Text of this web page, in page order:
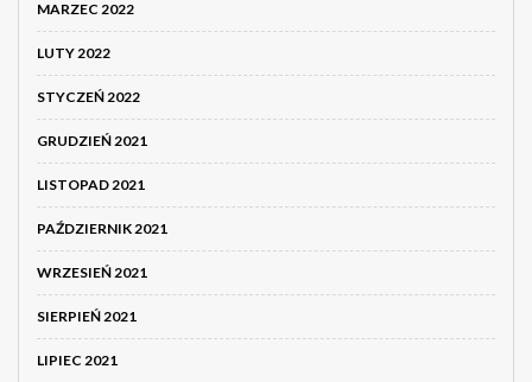
MARZEC 2022
LUTY 2022
STYCZEŃ 2022
GRUDZIEŃ 2021
LISTOPAD 2021
PAŹDZIERNIK 2021
WRZESIEŃ 2021
SIERPIEŃ 2021
LIPIEC 2021